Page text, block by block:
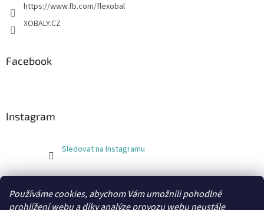
Používáme cookies, abychom Vám umožnili pohodlné
prohlížení webu a díky analýze provozu webu neustále
https://www.fb.com/flexobal
XOBALY.CZ
Facebook
Instagram
Sledovat na Instagramu